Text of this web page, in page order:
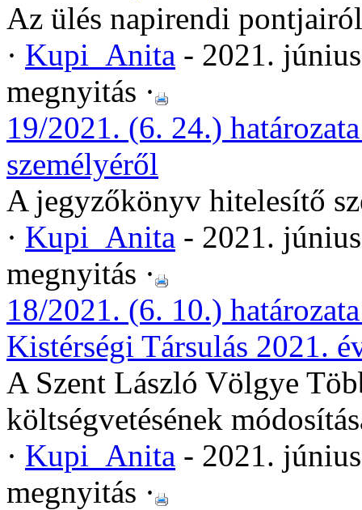
Az ülés napirendi pontjairól
· Kupi_Anita - 2021.
megnyitás ·
19/2021. (6. 24.)
személyéről
A jegyzőkönyv hitelesítő
· Kupi_Anita - 2021.
megnyitás ·
18/2021. (6. 10.)
Kistérségi Társulás 2021.
A Szent László Völgye
költségvetésének
· Kupi_Anita - 2021.
megnyitás ·